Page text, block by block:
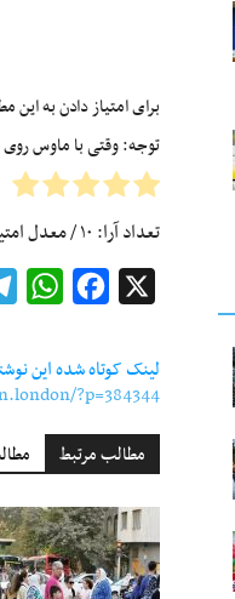
برای امتیاز دادن به
توجه: وقتی با ماوس روی
تعداد آرا: ۱۰/ معدل
Facebook
لینک کوتاه شده این
?p=384344
مطالب مرتبط